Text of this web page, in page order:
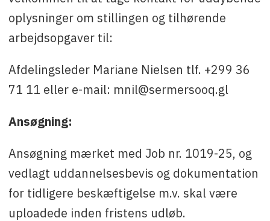
oplysninger om stillingen og tilhørende
arbejdsopgaver til:
Afdelingsleder Mariane Nielsen tlf. +299 36
71 11 eller e-mail: mnil@sermersooq.gl
Ansøgning:
Ansøgning mærket med Job nr. 1019-25, og
vedlagt uddannelsesbevis og dokumentation
for tidligere beskæftigelse m.v. skal være
uploadede inden fristens udløb.